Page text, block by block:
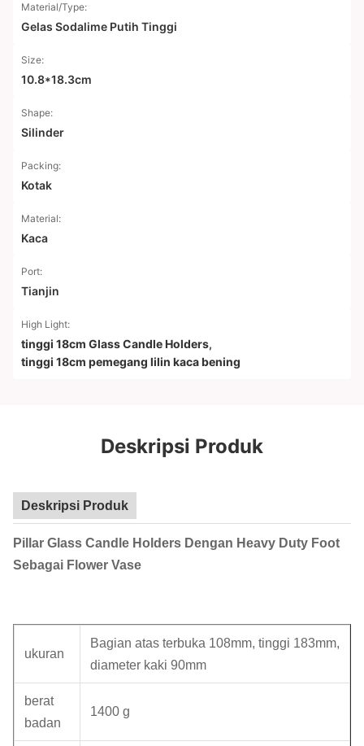
Material/Type:
Gelas Sodalime Putih Tinggi
Size:
10.8*18.3cm
Shape:
Silinder
Packing:
Kotak
Material:
Kaca
Port:
Tianjin
High Light:
tinggi 18cm Glass Candle Holders,
tinggi 18cm pemegang lilin kaca bening
Deskripsi Produk
Deskripsi Produk
Pillar Glass Candle Holders Dengan Heavy Duty Foot
Sebagai Flower Vase
ukuran
Bagian atas terbuka 108mm, tinggi 183mm,
diameter kaki 90mm
berat
badan
1400 g